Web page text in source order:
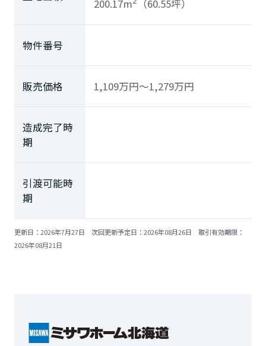
ミサワアイデンティティ
200.17m
（60.55坪）
物件番号
販売価格 1,109万円～1,279万円
造成完了時
期
引渡可能時
期
更新日：2026年7月27日 次回更新予定日：2026年08月26日 取引有効期限：
2026年08月21日